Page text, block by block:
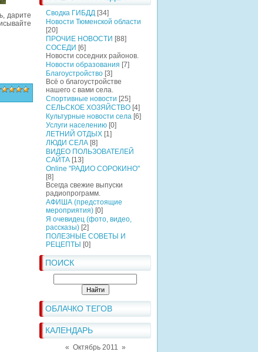
Сводка ГИБДД [34]
Новости Тюменской области
[20]
ПРОЧИЕ НОВОСТИ [88]
СОСЕДИ [6]
Новости соседних районов.
Новости образования [7]
Благоустройство [3]
Всё о благоустройстве
нашего с вами села.
Спортивные новости [25]
СЕЛЬСКОЕ ХОЗЯЙСТВО [4]
Культурные новости села [6]
Услуги населению [0]
ЛЕТНИЙ ОТДЫХ [1]
ЛЮДИ СЕЛА [8]
ВИДЕО ПОЛЬЗОВАТЕЛЕЙ
САЙТА [13]
Online "РАДИО СОРОКИНО"
[8]
Всегда свежие выпуски
радиопрограмм.
АФИША (предстоящие
мероприятия) [0]
Я очевидец (фото, видео,
рассказы) [2]
ПОЛЕЗНЫЕ СОВЕТЫ И
РЕЦЕПТЫ [0]
ПОИСК
ОБЛАЧКО ТЕГОВ
КАЛЕНДАРЬ
« Октябрь 2011 »
дарите